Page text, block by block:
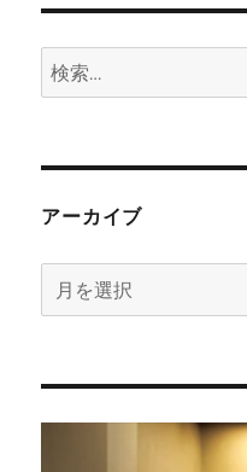
検
索:
アーカイブ
ー
イ